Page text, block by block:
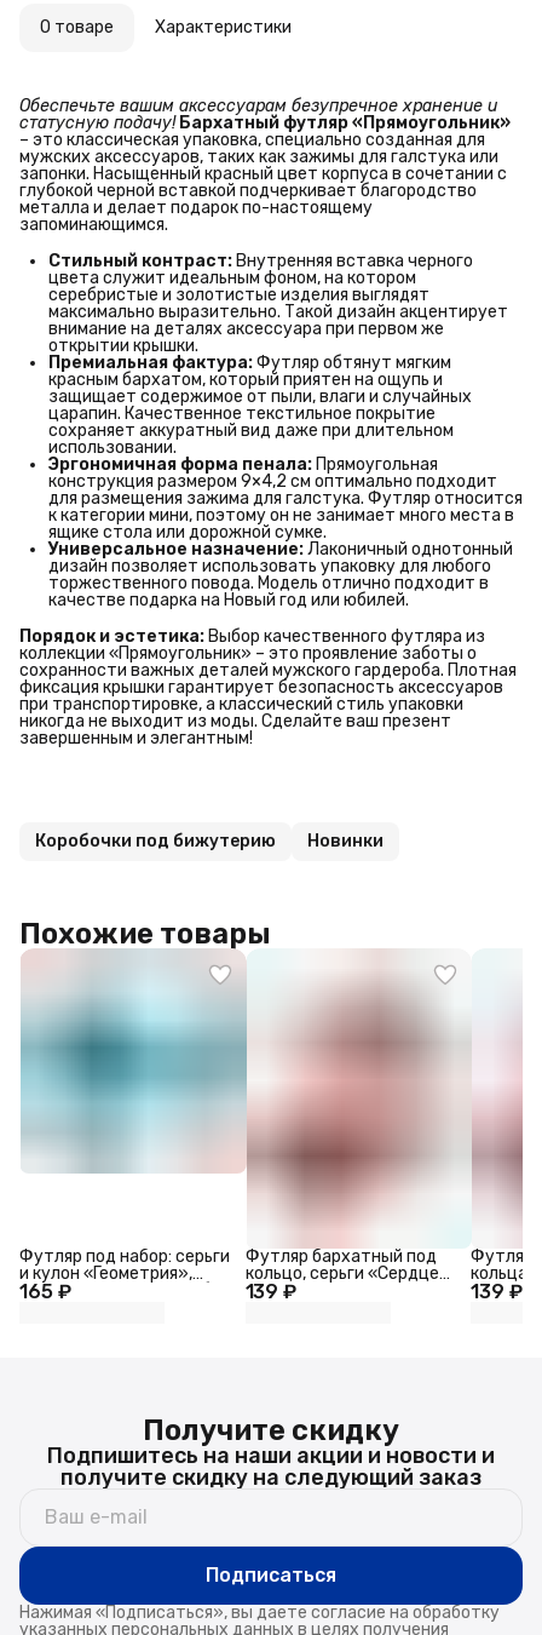
О товаре Характеристики
Обеспечьте вашим аксессуарам безупречное хранение и
статусную подачу! Бархатный футляр «Прямоугольник»
– это классическая упаковка, специально созданная для
мужских аксессуаров, таких как зажимы для галстука или
запонки. Насыщенный красный цвет корпуса в сочетании с
глубокой черной вставкой подчеркивает благородство
металла и делает подарок по-настоящему
запоминающимся.
Стильный контраст: Внутренняя вставка черного
цвета служит идеальным фоном, на котором
серебристые и золотистые изделия выглядят
максимально выразительно. Такой дизайн акцентирует
внимание на деталях аксессуара при первом же
открытии крышки.
Премиальная фактура:Футляр обтянут мягким
красным бархатом, который приятен на ощупь и
защищает содержимое от пыли, влаги и случайных
царапин. Качественное текстильное покрытие
сохраняет аккуратный вид даже при длительном
использовании.
Эргономичная форма пенала: Прямоугольная
конструкция размером 9×4,2 см оптимально подходит
для размещения зажима для галстука. Футляр относится
к категории мини, поэтому он не занимает много места в
ящике стола или дорожной сумке.
Универсальное назначение:Лаконичный однотонный
дизайн позволяет использовать упаковку для любого
торжественного повода. Модель отлично подходит в
качестве подарка на Новый год или юбилей.
Порядок и эстетика: Выбор качественного футляра из
коллекции «Прямоугольник» – это проявление заботы о
сохранности важных деталей мужского гардероба. Плотная
фиксация крышки гарантирует безопасность аксессуаров
при транспортировке, а классический стиль упаковки
никогда не выходит из моды. Сделайте ваш презент
завершенным и элегантным!
Коробочки под бижутерию Новинки
Похожие товары
165 ₽
Футляр под набор: серьги
и кулон «Геометрия»,
тиффани, 8×7 см, голубой
139 ₽
Футляр бархатный под
кольцо, серьги «Сердце
малое», 5×4.2×3.6 см,
139 ₽
Футляр
кольца,
Получите скидку
Подпишитесь на наши акции и новости и
получите скидку на следующий заказ
Подписаться
Нажимая «Подписаться», вы даете согласие на обработку
указанных персональных данных в целях получения